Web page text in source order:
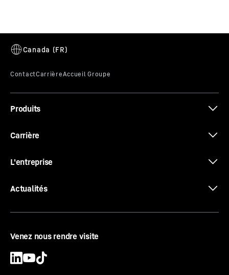
Produits
Carrière
L'entreprise
Actualités
Venez nous rendre visite